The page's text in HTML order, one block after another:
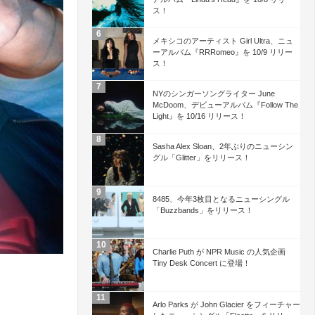
ス！
メキシコのアーティスト Girl Ultra、ニュ
ーアルバム『RRRomeo』を 10/9 リリー
ス！
NYのシンガーソングライター June
McDoom、デビューアルバム『Follow The
Light』を 10/16 リリース！
Sasha Alex Sloan、2年ぶりのニューシン
グル「Glitter」をリリース！
8485、今年3枚目となるニューシングル
「Buzzbands」をリリース！
Charlie Puth が NPR Music の人気企画
Tiny Desk Concert に登場！
Arlo Parks が John Glacier をフィーチャー